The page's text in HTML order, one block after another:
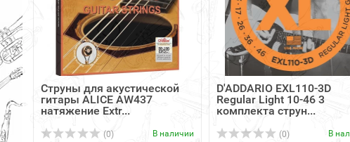
Струны для акустической
гитары ALICE AW437
натяжение Extr...
(0) В наличии
D'ADDARIO EXL110-3D
Regular Light 10-46 3
комплекта струн...
(0) В